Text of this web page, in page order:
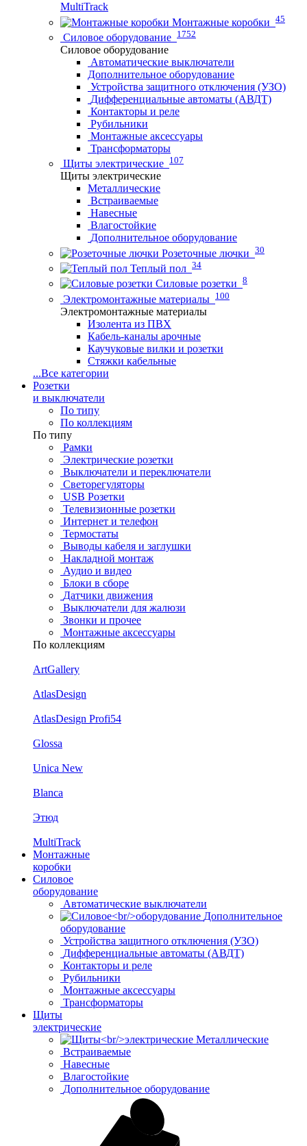
MultiTrack
Монтажные коробки 45
Силовое оборудование 1752
Силовое оборудование
Автоматические выключатели
Дополнительное оборудование
Устройства защитного отключения (УЗО)
Дифференциальные автоматы (АВДТ)
Контакторы и реле
Рубильники
Монтажные аксессуары
Трансформаторы
Щиты электрические 107
Щиты электрические
Металлические
Встраиваемые
Навесные
Влагостойкие
Дополнительное оборудование
Розеточные лючки 30
Теплый пол 34
Силовые розетки 8
Электромонтажные материалы 100
Электромонтажные материалы
Изолента из ПВХ
Кабель-каналы арочные
Каучуковые вилки и розетки
Стяжки кабельные
...Все категории
Розетки
и выключатели
По типу
По коллекциям
По типу
Рамки
Электрические розетки
Выключатели и переключатели
Светорегуляторы
USB Розетки
Телевизионные розетки
Интернет и телефон
Термостаты
Выводы кабеля и заглушки
Накладной монтаж
Аудио и видео
Блоки в сборе
Датчики движения
Выключатели для жалюзи
Звонки и прочее
Монтажные аксессуары
По коллекциям
ArtGallery
AtlasDesign
AtlasDesign Profi54
Glossa
Unica New
Blanca
Этюд
MultiTrack
Монтажные
коробки
Силовое
оборудование
Автоматические выключатели
Дополнительное
оборудование
Устройства защитного отключения (УЗО)
Дифференциальные автоматы (АВДТ)
Контакторы и реле
Рубильники
Монтажные аксессуары
Трансформаторы
Щиты
электрические
Металлические
Встраиваемые
Навесные
Влагостойкие
Дополнительное оборудование